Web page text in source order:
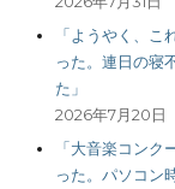
「ようやく、
った。連日の寝
た」
2026年7月20日
「大音楽コン
った。パソコン